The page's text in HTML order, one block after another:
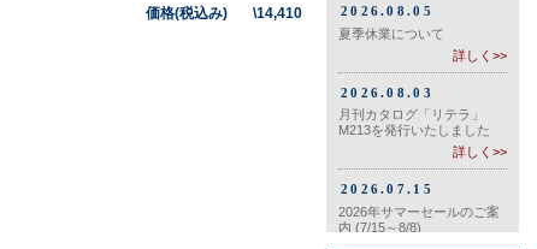
価格(税込み) \14,410